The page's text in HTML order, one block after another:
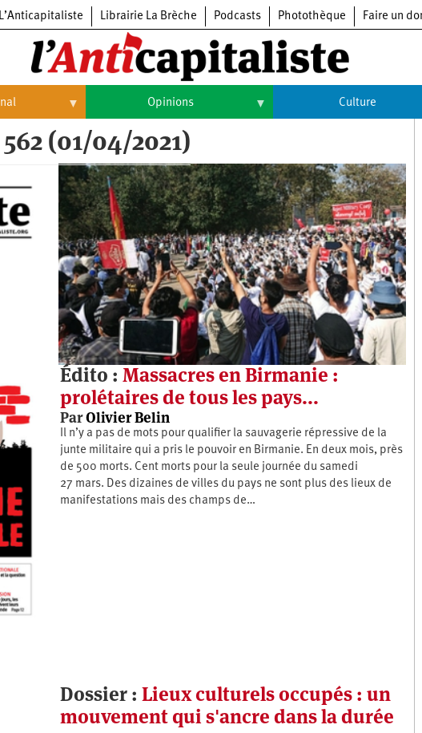
L’Anticapitaliste Librairie La Brèche Podcasts Photothèque Faire un
Opinions
Opinions
Histoire
Culture
Arts
Cinéma
Expositions
Livres
Musique
(01/04/2021)
Édito : Massacres en Birmanie :
prolétaires de tous les pays...
ParOlivier Belin
Il n’y a pas de mots pour qualifier la sauvagerie répressive de la
junte militaire qui a pris le pouvoir en Birmanie. En deux mois, près
de 500 morts. Cent morts pour la seule journée du samedi
27 mars. Des dizaines de villes du pays ne sont plus des lieux de
manifestations mais des champs de…
Dossier : Lieux culturels occupés : un
mouvement qui s'ancre dans la durée